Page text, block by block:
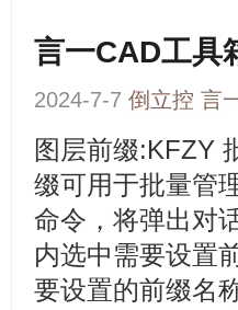
言一CAD工具
2024-7-7 倒立控 言
图层前缀:KFZY
缀可用于批量管
命令，将弹出对
内选中需要设置
要设置的前缀名